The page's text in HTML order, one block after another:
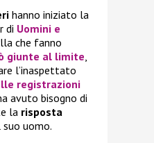
hanno iniziato la
di Uomini e
che fanno
giunte al limite,
l’inaspettato
registrazioni
avuto bisogno di
la risposta
uomo.